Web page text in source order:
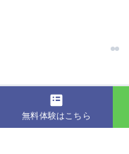
第19回発表会
コメント
無料体験はこちら